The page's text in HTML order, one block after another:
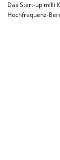
Das Start-up milli
Hochfrequenz-